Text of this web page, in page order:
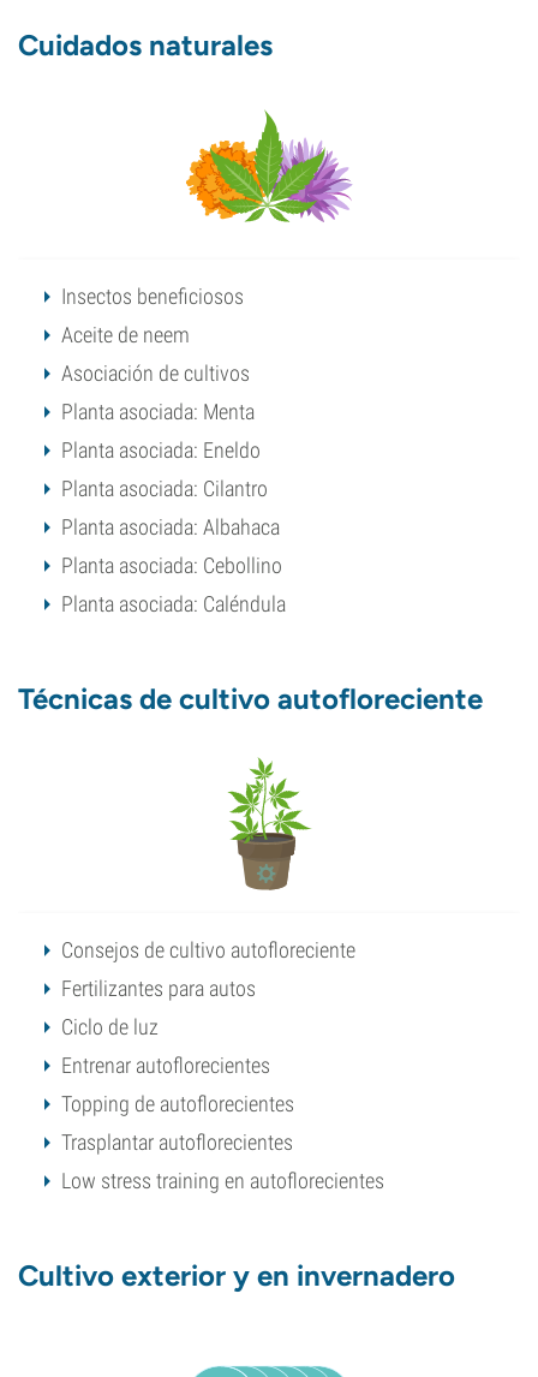
Cuidados naturales
Insectos beneficiosos
Aceite de neem
Asociación de cultivos
Planta asociada: Menta
Planta asociada: Eneldo
Planta asociada: Cilantro
Planta asociada: Albahaca
Planta asociada: Cebollino
Planta asociada: Caléndula
Técnicas de cultivo autofloreciente
Consejos de cultivo autofloreciente
Fertilizantes para autos
Ciclo de luz
Entrenar autoflorecientes
Topping de autoflorecientes
Trasplantar autoflorecientes
Low stress training en autoflorecientes
Cultivo exterior y en invernadero